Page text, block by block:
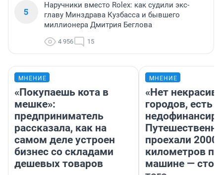
5
Наручники вместо Rolex: как судили экс-
главу Минздрава Кузбасса и бывшего
миллионера Дмитрия Беглова
4 956 15
МНЕНИЕ
«Покупаешь кота в
мешке»:
предприниматель
рассказала, как на
самом деле устроен
бизнес со складами
дешевых товаров
МНЕНИЕ
«Нет
городов, есть
проехали 2000
километров по
машине —